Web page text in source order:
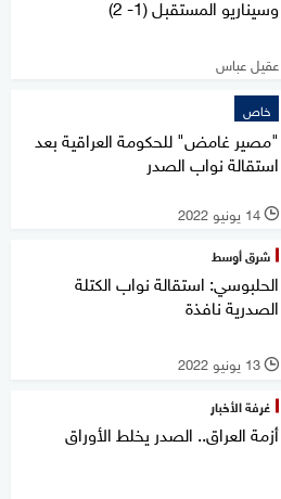
وسيناريو المستقبل (1- 2)
عقيل عباس
خاص
"مصير غامض" للحكومة العراقية بعد
استقالة نواب الصدر
l 14 يونيو 2022
شرق أوسط
الحلبوسي: استقالة نواب الكتلة
الصدرية نافذة
l 13 يونيو 2022
غرفة الأخبار
أزمة العراق.. الصدر يخلط الأوراق